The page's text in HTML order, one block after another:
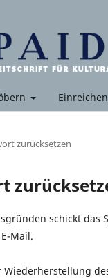
Einreichen
zurücksetzen
schickt das
Mail.
Wiederherstellung